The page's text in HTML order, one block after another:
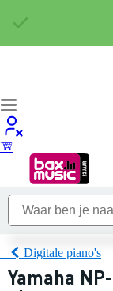
Digitale piano's
Yamaha